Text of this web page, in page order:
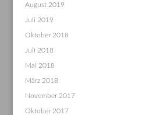
August 2019
Juli 2019
Oktober 2018
Juli 2018
Mai 2018
März 2018
November 2017
Oktober 2017